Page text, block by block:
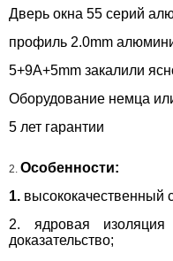
Дверь окна 55 серий
профиль 2.0mm
5+9A+5mm закалили
Оборудование немца
5 лет гарантии
2. Особенности:
1. высококачественный
2. ядровая
доказательство;